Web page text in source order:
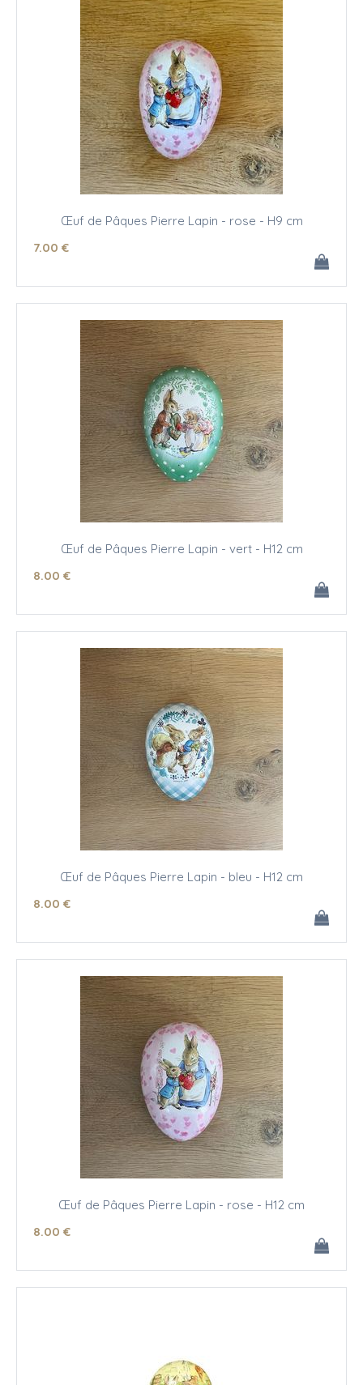
Œuf de Pâques Pierre Lapin - rose - H9 cm
7.00 €
Œuf de Pâques Pierre Lapin - vert - H12 cm
8.00 €
Œuf de Pâques Pierre Lapin - bleu - H12 cm
8.00 €
Œuf de Pâques Pierre Lapin - rose - H12 cm
8.00 €